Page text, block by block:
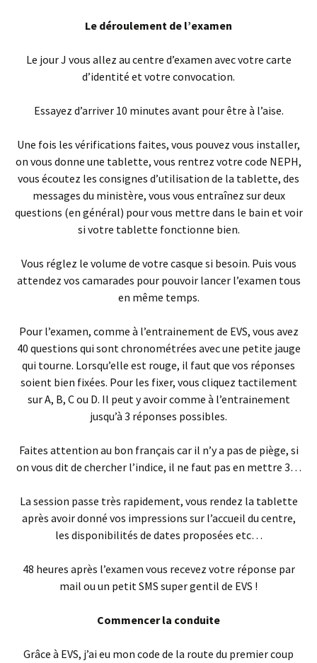
Le déroulement de l’examen
Le jour J vous allez au centre d’examen avec votre carte
d’identité et votre convocation.
Essayez d’arriver 10 minutes avant pour être à l’aise.
Une fois les vérifications faites, vous pouvez vous installer,
on vous donne une tablette, vous rentrez votre code NEPH,
vous écoutez les consignes d’utilisation de la tablette, des
messages du ministère, vous vous entraînez sur deux
questions (en général) pour vous mettre dans le bain et voir
si votre tablette fonctionne bien.
Vous réglez le volume de votre casque si besoin. Puis vous
attendez vos camarades pour pouvoir lancer l’examen tous
en même temps.
Pour l’examen, comme à l’entrainement de EVS, vous avez
40 questions qui sont chronométrées avec une petite jauge
qui tourne. Lorsqu’elle est rouge, il faut que vos réponses
soient bien fixées. Pour les fixer, vous cliquez tactilement
sur A, B, C ou D. Il peut y avoir comme à l’entrainement
jusqu’à 3 réponses possibles.
Faites attention au bon français car il n’y a pas de piège, si
on vous dit de chercher l’indice, il ne faut pas en mettre 3…
La session passe très rapidement, vous rendez la tablette
après avoir donné vos impressions sur l’accueil du centre,
les disponibilités de dates proposées etc…
48 heures après l’examen vous recevez votre réponse par
mail ou un petit SMS super gentil de EVS !
Commencer la conduite
Grâce à EVS, j’ai eu mon code de la route du premier coup